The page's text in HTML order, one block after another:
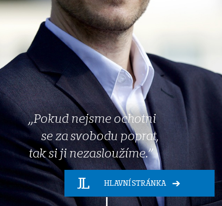
„Pokud nejsme ochotni
se za svobodu poprat,
tak si ji nezasloužíme.”
HLAVNÍ STRÁNKA